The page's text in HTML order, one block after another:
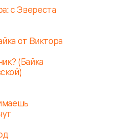
с Эвереста
от Виктора
(Байка